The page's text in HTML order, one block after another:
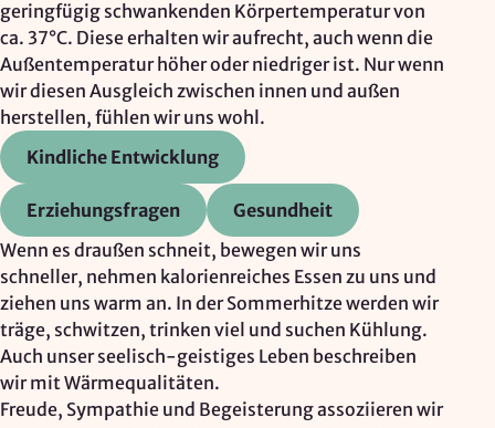
geringfügig schwankenden Körpertemperatur von
ca. 37°C. Diese erhalten wir aufrecht, auch wenn die
Außentemperatur höher oder niedriger ist. Nur wenn
wir diesen Ausgleich zwischen innen und außen
herstellen, fühlen wir uns wohl.
Kindliche Entwicklung
Erziehungsfragen
Gesundheit
Wenn es draußen schneit, bewegen wir uns
schneller, nehmen kalorienreiches Essen zu uns und
ziehen uns warm an. In der Sommerhitze werden wir
träge, schwitzen, trinken viel und suchen Kühlung.
Auch unser seelisch-geistiges Leben beschreiben
wir mit Wärmequalitäten.
Freude, Sympathie und Begeisterung assoziieren wir
Google Ireland Ltd.
Zweck:
Adresssuche, Geokoordinaten
Rechtsgrundlage: Art. 6 Abs. 1 lit. f DSGVO
Drittlandübermittlung: möglich
OPTIONAL
Optionale Cookies(z. B. für Karten von Mapbox,
Videos von Vimeo oder optionale zusätzliche
Cookies für die Messung von wiederkehrenden
Nutzenden von Matomo) werdennur nach Ihrer
Einwilligunggeladen.